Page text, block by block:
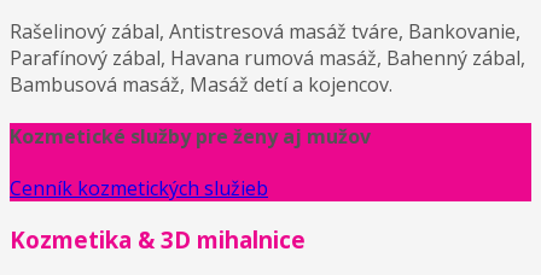
Rašelinový zábal, Antistresová masáž tváre, Bankovanie,
Parafínový zábal, Havana rumová masáž, Bahenný zábal,
Bambusová masáž, Masáž detí a kojencov.
Kozmetické služby pre ženy aj mužov
Cenník kozmetických služieb
Kozmetika & 3D mihalnice